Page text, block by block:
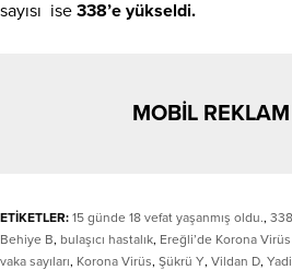
sayısı ise 338’e yükseldi.
MOBİL
ETİKETLER: 15 günde 18 vefat yaşanmış oldu.,
Behiye B, bulaşıcı hastalık, Ereğli’de Korona Virüs
vaka sayıları, Korona Virüs, Şükrü Y, Vildan D,